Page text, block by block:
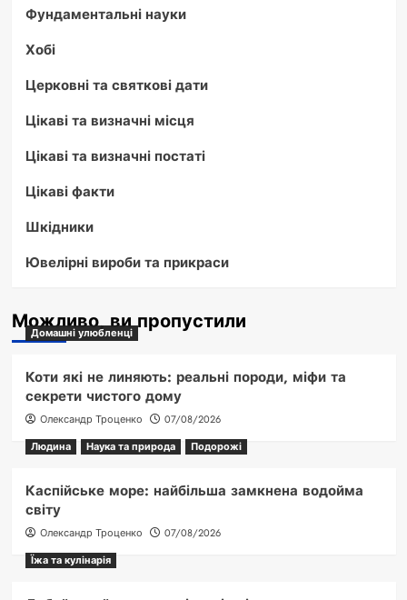
Фундаментальні науки
Хобі
Церковні та святкові дати
Цікаві та визначні місця
Цікаві та визначні постаті
Цікаві факти
Шкідники
Ювелірні вироби та прикраси
Можливо, ви пропустили
Домашні улюбленці
Коти які не линяють: реальні породи, міфи та
секрети чистого дому
Олександр Троценко
07/08/2026
Людина
Наука та природа Подорожі
Каспійське море: найбільша замкнена водойма
світу
Олександр Троценко
07/08/2026
Їжа та кулінарія